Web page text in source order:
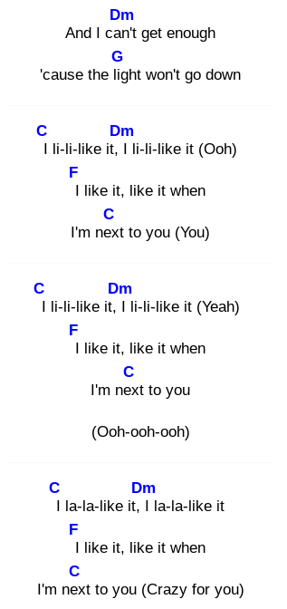
And I can'
Dm
t get enough
'cause the lig
G
ht won't go down
I
C
li-li-like it, I
Dm
li-li-like it (Ooh)
I
F
like it, like it when
I'm nex
C
t to you (You)
I
C
li-li-like it, I
Dm
li-li-like it (Yeah)
I
F
like it, like it when
I'm nex
C
t to you
(Ooh-ooh-ooh)
I
C
la-la-like it, I
Dm
la-la-like it
I
F
like it, like it when
I'm nex
C
t to you (Crazy for you)